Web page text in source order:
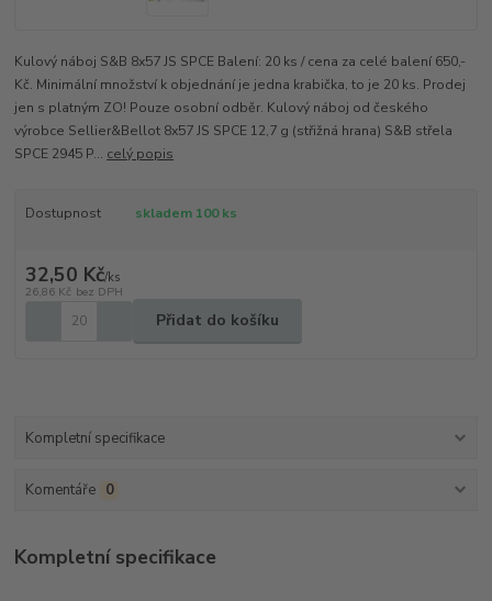
Kulový náboj S&B 8x57 JS SPCE Balení: 20 ks / cena za celé balení 650,-
Kč. Minimální množství k objednání je jedna krabička, to je 20 ks. Prodej
jen s platným ZO! Pouze osobní odběr. Kulový náboj od českého
výrobce Sellier&Bellot 8x57 JS SPCE 12,7 g (střižná hrana) S&B střela
SPCE 2945 P... celý popis
Dostupnost skladem 100 ks
32,50 Kč/ks
26,86 Kč bez DPH
Přidat do košíku
Kompletní specifikace
Komentáře 0
Kompletní specifikace